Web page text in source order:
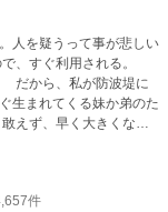
人を疑うって事が悲しい
、すぐ利用される。
だから、私が防波堤に
生まれてくる妹か弟のた
えず、早く大きくなら
て考えてるの。なのに
て思いもしなかったよ。
モフに懐かれるし、どう
件